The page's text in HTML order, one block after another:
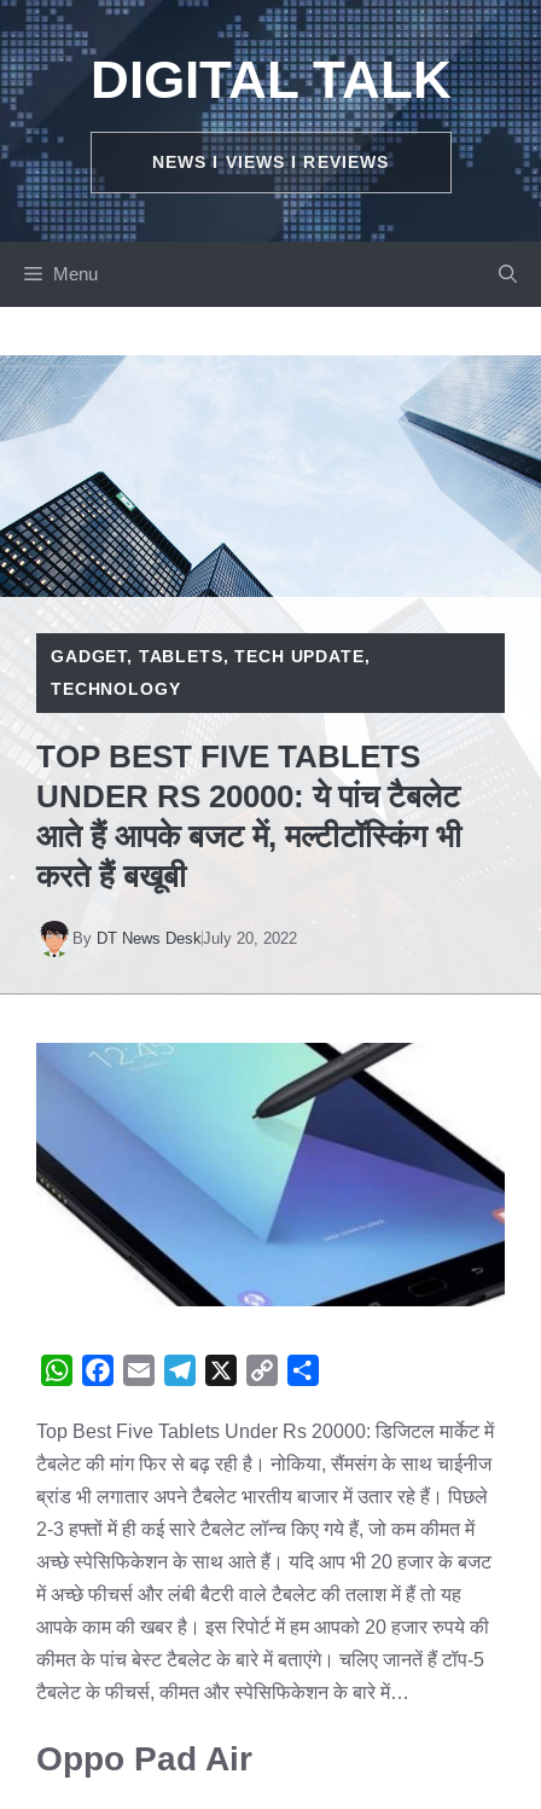
Skip
to
content
DIGITAL TALK
NEWS I VIEWS I REVIEWS
Menu
GADGET, TABLETS,TECH UPDATE,
TECHNOLOGY
TOP BEST FIVE TABLETS
UNDER RS 20000: ये पांच टैबलेट
आते हैं आपके बजट में, मल्टीटॉस्किंग भी
करते हैं बखूबी
By DT News DeskJuly 20, 2022
W
a
t
s
A
p
p
c
e
b
o
o
k
a
i
l
l
e
g
r
a
m
p
y
L
i
n
k
a
r
e
Top Best Five Tablets Under Rs 20000: डिजिटल मार्केट में
टैबलेट की मांग फिर से बढ़ रही है। नोकिया, सैंमसंग के साथ चाईनीज
ब्रांड भी लगातार अपने टैबलेट भारतीय बाजार में उतार रहे हैं। पिछले
2-3 हफ्तों में ही कई सारे टैबलेट लॉन्च किए गये हैं, जो कम कीमत में
अच्छे स्पेसिफिकेशन के साथ आते हैं। यदि आप भी 20 हजार के बजट
में अच्छे फीचर्स और लंबी बैटरी वाले टैबलेट की तलाश में हैं तो यह
आपके काम की खबर है। इस रिपोर्ट में हम आपको 20 हजार रुपये की
कीमत के पांच बेस्ट टैबलेट के बारे में बताएंगे। चलिए जानतें हैं टॉप-5
टैबलेट के फीचर्स, कीमत और स्पेसिफिकेशन के बारे में…
Oppo Pad Air